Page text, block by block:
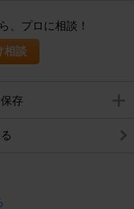
、プロに相談！
相談
存